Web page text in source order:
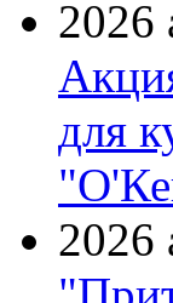
2026
для
2026